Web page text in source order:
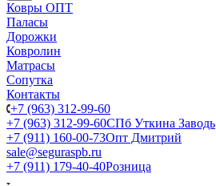
Ковры ОПТ
Паласы
Дорожки
Ковролин
Матрасы
Сопутка
Контакты
+7 (963) 312-99-60
+7 (963) 312-99-60СПб Уткина Заводь
+7 (911) 160-00-73Опт Дмитрий
sale@seguraspb.ru
+7 (911) 179-40-40Розница